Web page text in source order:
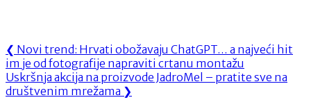
Navigacija
objava
❮ Previous
Post:
Novi trend: Hrvati obožavaju ChatGPT… a najveći hit
im je od fotografije napraviti crtanu montažu
Next
Post:
Uskršnja akcija na proizvode JadroMel – pratite sve na
društvenim mrežama ❯